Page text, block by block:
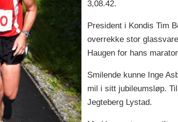
3,08.42.
President i Kondis Tim
overrekke stor
Haugen for hans
Smilende kunne Inge
mil i sitt jubileumsløp.
Jegteberg Lystad.